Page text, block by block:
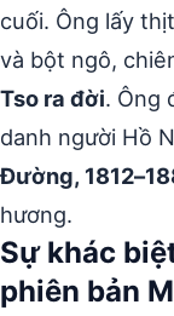
cuối. Ông lấy
và bột ngô,
Tso ra đời. Ông
danh người Hồ
Đường,
hương.
Sự khác
phiên bản